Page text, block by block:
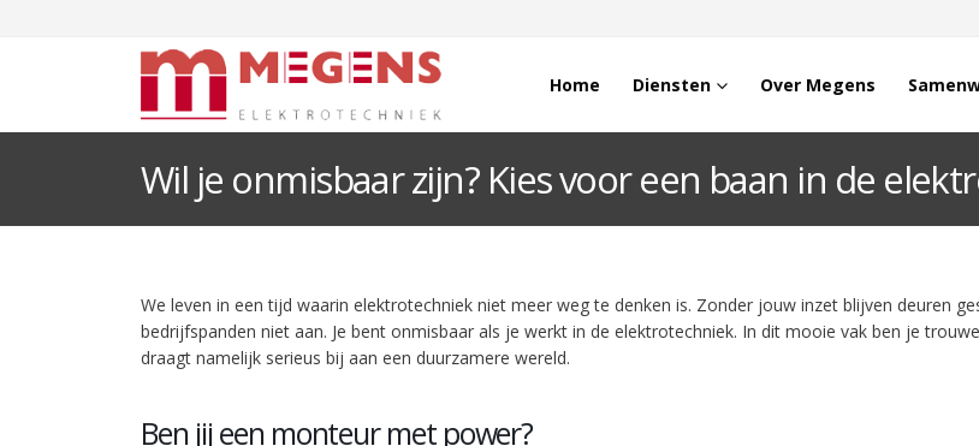
Home Diensten Over Megens
Wil je onmisbaar zijn? Kies voor een baan in de
We leven in een tijd waarin elektrotechniek niet meer weg te denken is. Zonder jouw inzet blijven deuren
bedrijfspanden niet aan. Je bent onmisbaar als je werkt in de elektrotechniek. In dit mooie vak ben je
draagt namelijk serieus bij aan een duurzamere wereld.
Ben jij een monteur met power?